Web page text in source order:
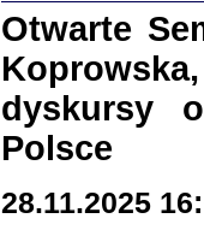
Otwarte
dyskursy
Polsce
28.11.2025